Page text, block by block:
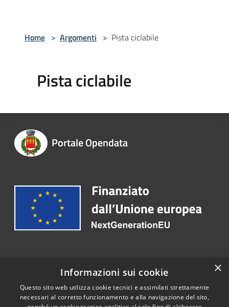
Home > Argomenti > Pista ciclabile
Pista ciclabile
Portale Opendata
Recapiti e contatti
Telefono: 030 2563173
×
Informazioni sui cookie
Questo sito web utilizza cookie tecnici e assimilati strettamente
necessari al corretto funzionamento e alla navigazione del sito,